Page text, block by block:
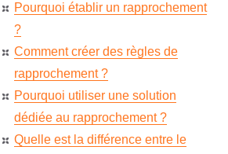
Pourquoi établir un rapprochement
?
Comment créer des règles de
rapprochement ?
Pourquoi utiliser une solution
dédiée au rapprochement ?
Quelle est la différence entre le